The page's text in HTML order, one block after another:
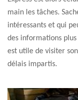
main les tâches.
intéressants et qui
des informations
est utile de visiter
délais impartis.